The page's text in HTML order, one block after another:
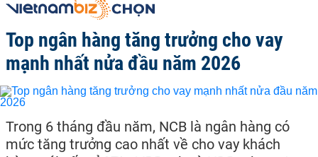
Top ngân hàng tăng trưởng cho vay
mạnh nhất nửa đầu năm 2026
Trong 6 tháng đầu năm, NCB là ngân hàng có
mức tăng trưởng cao nhất về cho vay khách